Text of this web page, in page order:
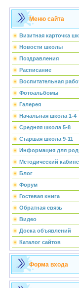
Меню сайта
Визитная карточка
Новости школы
Поздравления
Расписание
Воспитательная
Фотоальбомы
Галерея
Начальная школа 1-4
Средняя школа 5-8
Старшая школа 9-11
Информация для
Методический
Блог
Форум
Гостевая книга
Обратная связь
Видео
Доска объявлений
Каталог сайтов
Форма входа